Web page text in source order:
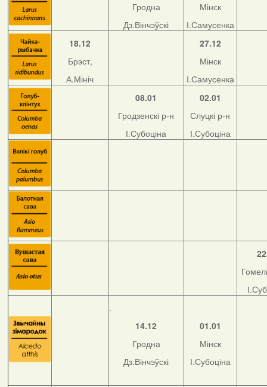
Гродна
Дз.Вінчэўскі
Мінск
І.Самусенка
18.12
Брэст,
А.Мініч
27.12
Мінск
І.Самусенка
08.01
Гродзенскі р-н
І.Субоціна
02.01
Слуцкі р-н
І.Субоціна
.
14.12
Гродна
Дз.Вінчэўскі
01.01
Мінск
І.Субоціна